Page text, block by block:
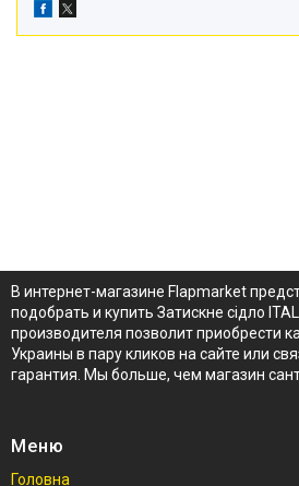
В интернет-магазине Flapmarket
подобрать и купить Затискне сідло
производителя позволит приобрести
Украины в пару кликов на сайте или
гарантия. Мы больше, чем магазин
Меню
Головна